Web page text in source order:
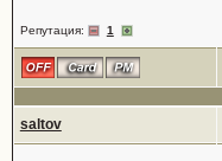
Репутация: 1
saltov